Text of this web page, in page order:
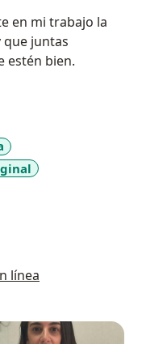
en mi trabajo la
que juntas
estén bien.
línea